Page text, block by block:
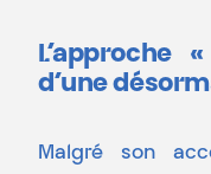
L’approche
d’une
Malgré son